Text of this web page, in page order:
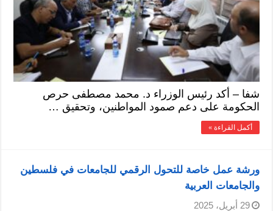
شفا – أكد رئيس الوزراء د. محمد مصطفى حرص
الحكومة على دعم صمود المواطنين، وتحقيق …
أكمل القراءة »
ورشة عمل خاصة للتحول الرقمي للجامعات في فلسطين
والجامعات العربية
29 أبريل، 2025